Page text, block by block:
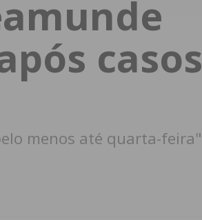
INICIAR SESSÃO
Perdeu a sua senha?
casos
menos até quarta-feira"